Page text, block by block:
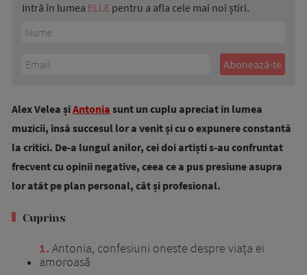
Intră în lumea ELLE pentru a afla cele mai noi știri.
Alex Velea șiAntonia sunt un cuplu apreciat în lumea
muzicii, însă succesul lor a venit și cu o expunere constantă
la critici. De-a lungul anilor, cei doi artiști s-au confruntat
frecvent cu opinii negative, ceea ce a pus presiune asupra
lor atât pe plan personal, cât și profesional.
Cuprins
1 Antonia, confesiuni oneste despre viața ei
amoroasă